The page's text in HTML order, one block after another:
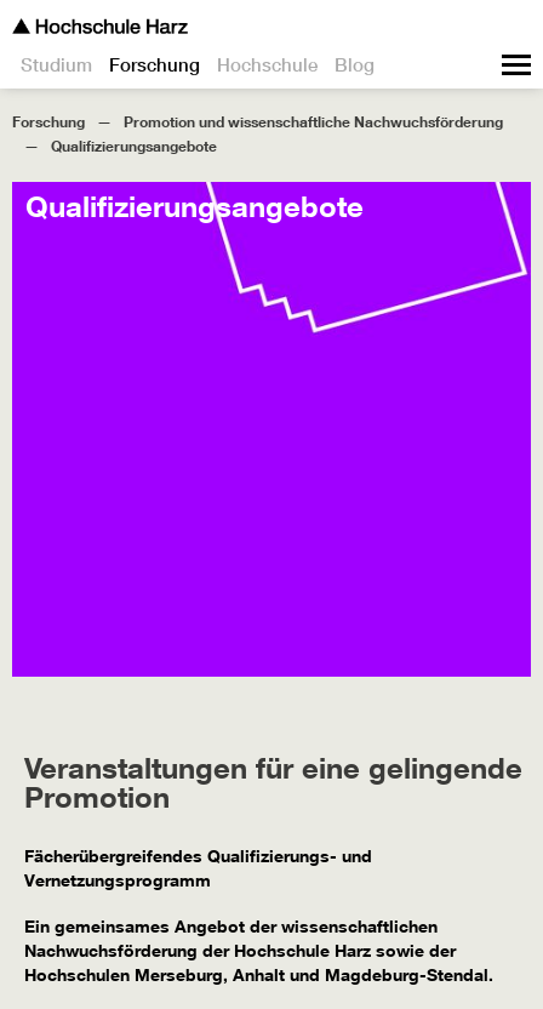
Studium Forschung Hochschule Blog
Forschung
Promotion und wissenschaftliche Nachwuchsförderung
Qualifizierungsangebote
Qualifizierungsangebote
Veranstaltungen für eine gelingende
Promotion
Fächerübergreifendes Qualifizierungs- und
Vernetzungsprogramm
Ein gemeinsames Angebot der wissenschaftlichen
Nachwuchsförderung der Hochschule Harz sowie der
Hochschulen Merseburg, Anhalt und Magdeburg-Stendal.